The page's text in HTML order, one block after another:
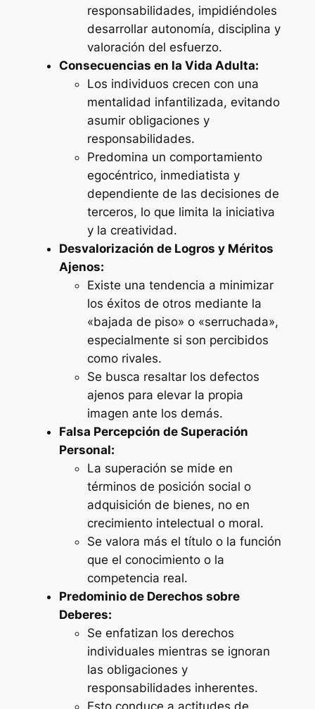
responsabilidades, impidiéndoles
desarrollar autonomía, disciplina y
valoración del esfuerzo.
Consecuencias en la Vida Adulta:
Los individuos crecen con una
mentalidad infantilizada, evitando
asumir obligaciones y
responsabilidades.
Predomina un comportamiento
egocéntrico, inmediatista y
dependiente de las decisiones de
terceros, lo que limita la iniciativa
y la creatividad.
Desvalorización de Logros y Méritos
Ajenos:
Existe una tendencia a minimizar
los éxitos de otros mediante la
«bajada de piso» o «serruchada»,
especialmente si son percibidos
como rivales.
Se busca resaltar los defectos
ajenos para elevar la propia
imagen ante los demás.
Falsa Percepción de Superación
Personal:
La superación se mide en
términos de posición social o
adquisición de bienes, no en
crecimiento intelectual o moral.
Se valora más el título o la función
que el conocimiento o la
competencia real.
Predominio de Derechos sobre
Deberes:
Se enfatizan los derechos
individuales mientras se ignoran
las obligaciones y
responsabilidades inherentes.
Esto conduce a actitudes de